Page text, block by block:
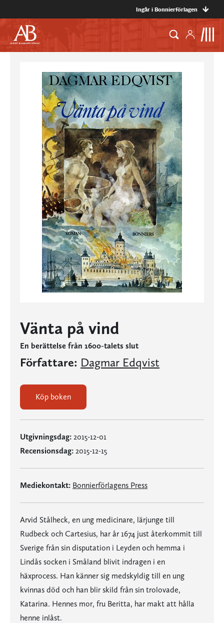
Ingår i Bonnierförlagen
Vänta på vind
En berättelse från 1600-talets slut
Författare: Dagmar Edqvist
Köp boken
Utgivningsdag: 2015-12-01
Recensionsdag: 2015-12-15
Mediekontakt: Bonnierförlagens Press
Arvid Stålheck, en ung medicinare, lärjunge till
Rudbeck och Cartesius, har år 1674 just återkommit till
Sverige från sin disputation i Leyden och hemma i
Lindås socken i Småland blivit indragen i en
häxprocess. Han känner sig medskyldig till en ung
kvinnas död och han blir skild från sin trolovade,
Katarina. Hennes mor, fru Beritta, har makt att hålla
henne inlåst.